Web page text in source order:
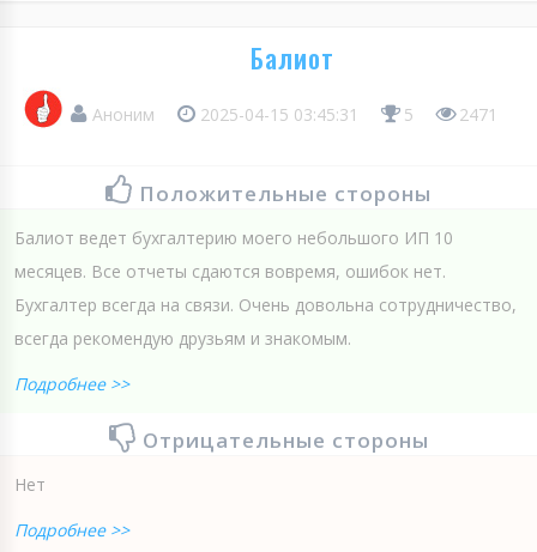
Балиот
Аноним 2025-04-15 03:45:31 5 2471
Положительные стороны
Балиот ведет бухгалтерию моего небольшого ИП 10
месяцев. Все отчеты сдаются вовремя, ошибок нет.
Бухгалтер всегда на связи. Очень довольна сотрудничество,
всегда рекомендую друзьям и знакомым.
Подробнее >>
Отрицательные стороны
Нет
Подробнее >>